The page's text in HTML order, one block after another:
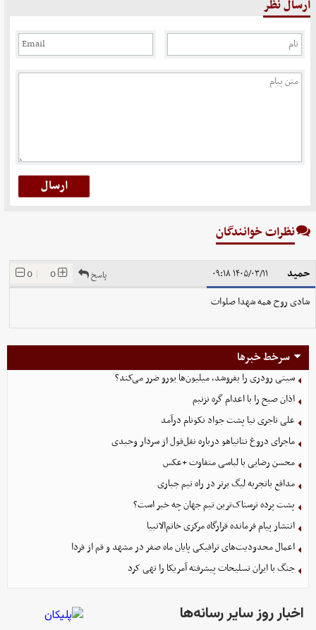
ارسال نظر
نظرات خوانندگان
حمید ۱۴۰۵/۰۳/۱۱ ۰۹:۱۸ 0
|
0 پاسخ
شادی روح همه شهدا صلوات
سرخط خبرها
سیتی رودری را بفروشد، میلیون‌ها یورو ضرر می‌کند؟
اذان صبح را با اعدام گره نزنیم
علی تاجری‌ نیا پشت جواد نکونام درآمد
ماجرای دروغ نتانیاهو درباره نقل‌قول از سردار وحیدی
محسن رضایی با لباسی متفاوت +عکس
مدافع باتجربه لیگ برتر در راه تیم جباری
پشت پرده ترسناک‌ترین تیم جهان چه خبر است؟
انتشار پیام فرمانده قرارگاه مرکزی خاتم‌الانبیا
اعمال محدودیت‌های ترافیکی پایان ماه صفر در مشهد و قم از فردا
جنگ با ایران تسلیحات پیشرفته آمریکا را تهی کرد